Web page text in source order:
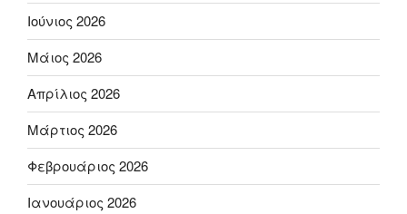
Ιούνιος 2026
Μάιος 2026
Απρίλιος 2026
Μάρτιος 2026
Φεβρουάριος 2026
Ιανουάριος 2026